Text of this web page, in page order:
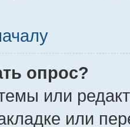
опрос?
или
или